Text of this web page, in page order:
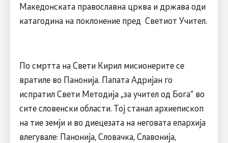
Македонската православна црква и држава оди
катагодина на поклонение пред Светиот Учител.
По смртта на Свети Кирил мисионерите се
вратиле во Панонија. Папата Адријан го
испратил Свети Методија „за учител од Бога“ во
сите словенски области. Тој станал архиепископ
на тие земји и во диецезата на неговата епархија
влегувале: Панонија, Словачка, Славонија,